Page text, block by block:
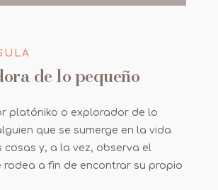
de lo pequeño
platóniko o explorador de lo
que se sumerge en la vida
cosas y, a la vez, observa el
rodea a fin de encontrar su propio